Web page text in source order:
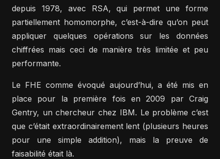
depuis 1978, avec RSA, qui permet une forme
partiellement homomorphe, c’est-à-dire qu’on peut
appliquer quelques opérations sur les données
chiffrées mais ceci de manière très limitée et peu
performante.
Le FHE comme évoqué aujourd’hui, a été mis en
place pour la première fois en 2009 par Craig
Gentry, un chercheur chez IBM. Le problème c’est
que c’était extraordinairement lent (plusieurs heures
pour une simple addition), mais la preuve de
faisabilité était là.